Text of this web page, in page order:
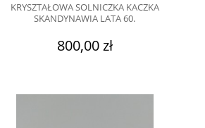
KRYSZTAŁOWA SOLNICZKA KACZKA
SKANDYNAWIA LATA 60.
800,00 zł